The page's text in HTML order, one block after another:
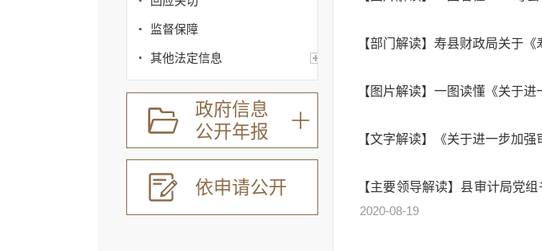
监督保障
其他法定信息
政府信息
公开年报
依申请公开
【部门解读】寿县财政局关于
【图片解读】一图读懂《关于
【文字解读】《关于进一步加
【主要领导解读】县审计局党
2020-08-19